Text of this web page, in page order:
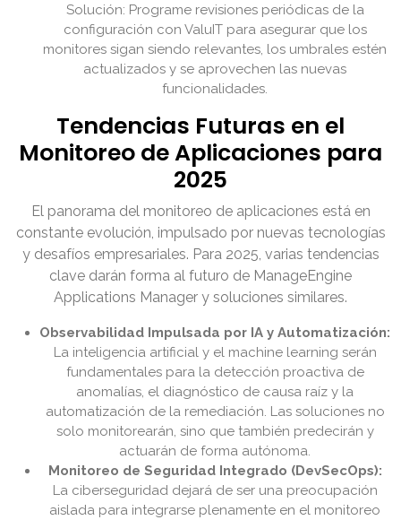
Solución: Programe revisiones periódicas de la
configuración con ValuIT para asegurar que los
monitores sigan siendo relevantes, los umbrales estén
actualizados y se aprovechen las nuevas
funcionalidades.
Tendencias Futuras en el
Monitoreo de Aplicaciones para
2025
El panorama del monitoreo de aplicaciones está en
constante evolución, impulsado por nuevas tecnologías
y desafíos empresariales. Para 2025, varias tendencias
clave darán forma al futuro de ManageEngine
Applications Manager y soluciones similares.
Observabilidad Impulsada por IA y Automatización:
La inteligencia artificial y el machine learning serán
fundamentales para la detección proactiva de
anomalías, el diagnóstico de causa raíz y la
automatización de la remediación. Las soluciones no
solo monitorearán, sino que también predecirán y
actuarán de forma autónoma.
Monitoreo de Seguridad Integrado (DevSecOps):
La ciberseguridad dejará de ser una preocupación
aislada para integrarse plenamente en el monitoreo